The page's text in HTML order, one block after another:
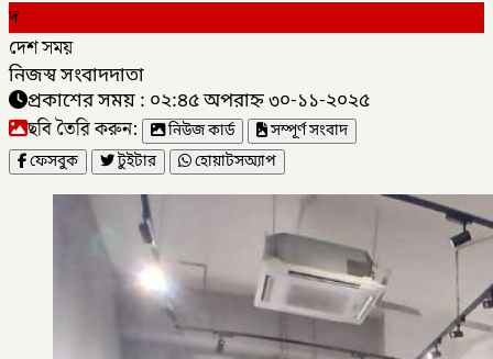
দ
দেশ সময়
নিজস্ব সংবাদদাতা
প্রকাশের সময় : ০২:৪৫ অপরাহ্ন ৩০-১১-২০২৫
ছবি তৈরি করুন: নিউজ কার্ড
সম্পূর্ণ সংবাদ
ফেসবুক
টুইটার হোয়াটসঅ্যাপ